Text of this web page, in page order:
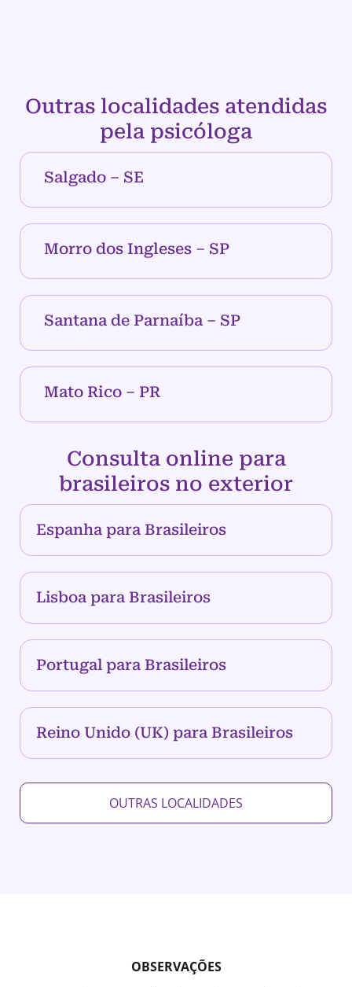
Outras localidades atendidas
pela psicóloga
Salgado – SE
Morro dos Ingleses – SP
Santana de Parnaíba – SP
Mato Rico – PR
Consulta online para
brasileiros no exterior
Espanha para Brasileiros
Lisboa para Brasileiros
Portugal para Brasileiros
Reino Unido (UK) para Brasileiros
OUTRAS LOCALIDADES
OBSERVAÇÕES